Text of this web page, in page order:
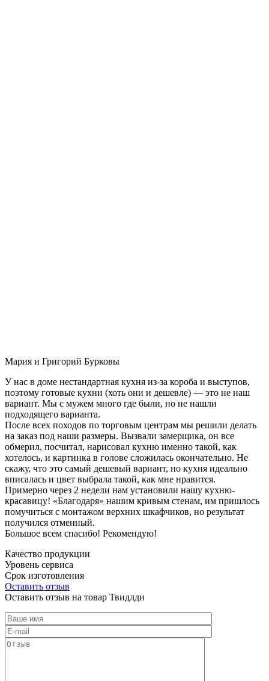
Мария и Григорий Бурковы
У нас в доме нестандартная кухня из-за короба и выступов,
поэтому готовые кухни (хоть они и дешевле) — это не наш
вариант. Мы с мужем много где были, но не нашли
подходящего варианта.
После всех походов по торговым центрам мы решили делать
на заказ под наши размеры. Вызвали замерщика, он все
обмерил, посчитал, нарисовал кухню именно такой, как
хотелось, и картинка в голове сложилась окончательно. Не
скажу, что это самый дешевый вариант, но кухня идеально
вписалась и цвет выбрала такой, как мне нравится.
Примерно через 2 недели нам установили нашу кухню-
красавицу! «Благодаря» нашим кривым стенам, им пришлось
помучиться с монтажом верхних шкафчиков, но результат
получился отменный.
Большое всем спасибо! Рекомендую!
Качество продукции
Уровень сервиса
Срок изготовления
Оставить отзыв
Оставить отзыв на товар Твидлди